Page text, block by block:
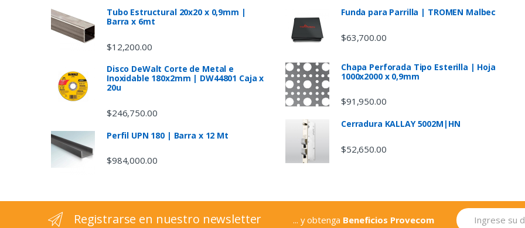
l
Tubo Estructural 20x20 x 0,9mm |
Barra x 6mt
$12,200.00
Disco DeWalt Corte de Metal e
Inoxidable 180x2mm | DW44801 Caja x
20u
$246,750.00
Perfil UPN 180 | Barra x 12 Mt
$984,000.00
Funda para Parrilla | TROMEN Malbec
$63,700.00
Chapa Perforada Tipo Esterilla | Hoja
1000x2000 x 0,9mm
$91,950.00
Cerradura KALLAY 5002M|HN
$52,650.00
Registrarse en nuestro newsletter ... y obtenga Beneficios Provecom